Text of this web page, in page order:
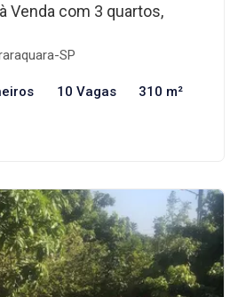
Venda com 3 quartos,
SP
10 Vagas 310 m²